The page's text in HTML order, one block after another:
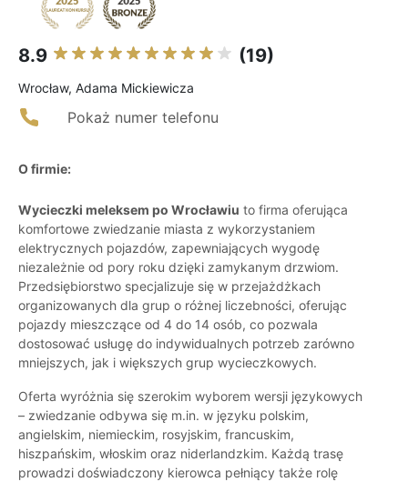
8.9 (19)
Wrocław, Adama Mickiewicza
Pokaż numer telefonu
O firmie:
Wycieczki meleksem po Wrocławiu to firma oferująca
komfortowe zwiedzanie miasta z wykorzystaniem
elektrycznych pojazdów, zapewniających wygodę
niezależnie od pory roku dzięki zamykanym drzwiom.
Przedsiębiorstwo specjalizuje się w przejażdżkach
organizowanych dla grup o różnej liczebności, oferując
pojazdy mieszczące od 4 do 14 osób, co pozwala
dostosować usługę do indywidualnych potrzeb zarówno
mniejszych, jak i większych grup wycieczkowych.
Oferta wyróżnia się szerokim wyborem wersji językowych
– zwiedzanie odbywa się m.in. w języku polskim,
angielskim, niemieckim, rosyjskim, francuskim,
hiszpańskim, włoskim oraz niderlandzkim. Każdą trasę
prowadzi doświadczony kierowca pełniący także rolę